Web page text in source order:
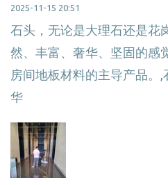
2025-11-15 20:51
石头，无论是大理石还是花
然、丰富、奢华、坚固的感
房间地板材料的主导产品。,
华